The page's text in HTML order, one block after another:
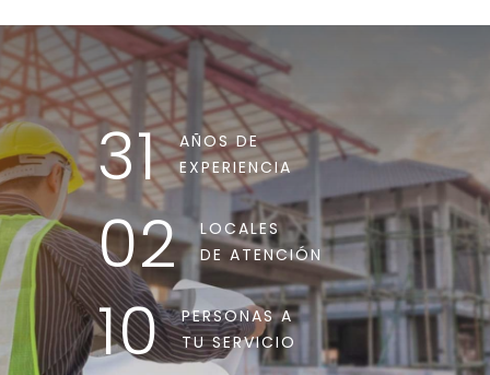
31
AÑOS DE
EXPERIENCIA
02
LOCALES
DE ATENCIÓN
10
PERSONAS A
TU SERVICIO